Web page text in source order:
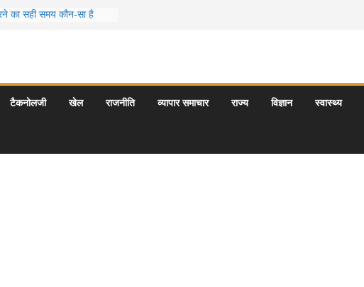
का सही समय कौन-सा है
सड़क यात्राएँ: दार्जिलिंग
सफर
टैकनोलजी खेल राजनीति व्यापार समाचार राज्य विज्ञान स्वास्थ्य